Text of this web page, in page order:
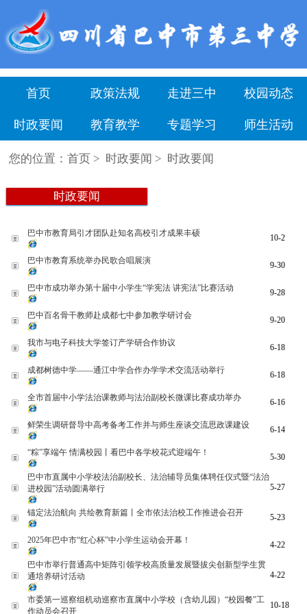
首页 政策法规 走进三中 校园动态
时政要闻 教育教学 专题学习 师生活动
您的位置：首页 > 时政要闻 > 时政要闻
时政要闻
巴中市教育局引才团队赴知名高校引才成果丰硕 10-2
巴中市教育系统举办民歌合唱展演 9-30
巴中市成功举办第十届中小学生“学宪法 讲宪法”比赛活动 9-28
巴中百名骨干教师赴成都七中参加教学研讨会 9-20
我市与电子科技大学签订产学研合作协议 6-18
成都树德中学——通江中学合作办学学术交流活动举行 6-18
全市首届中小学法治课教师与法治副校长微课比赛成功举办 6-16
鲜荣生调研督导中高考备考工作并与师生座谈交流思政课建设 6-14
“粽”享端午 情满校园丨看巴中各学校花式迎端午！ 5-30
巴中市直属中小学校法治副校长、法治辅导员集体聘任仪式暨“法治
进校园”活动圆满举行
5-27
锚定法治航向 共绘教育新篇丨全市依法治校工作推进会召开 5-23
2025年巴中市“红心杯”中小学生运动会开幕！ 4-22
巴中市举行普通高中矩阵引领学校高质量发展暨拔尖创新型学生贯
通培养研讨活动
4-22
市委第一巡察组机动巡察市直属中小学校（含幼儿园）“校园餐”工
作动员会召开
10-18